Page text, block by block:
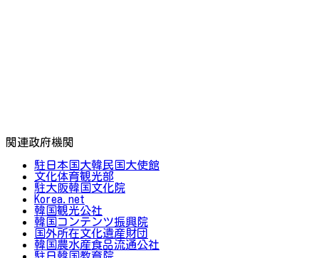
関連政府機関
駐日本国大韓民国大使館
文化体育観光部
駐大阪韓国文化院
Korea.net
韓国観光公社
韓国コンテンツ振興院
国外所在文化遺産財団
韓国農水産食品流通公社